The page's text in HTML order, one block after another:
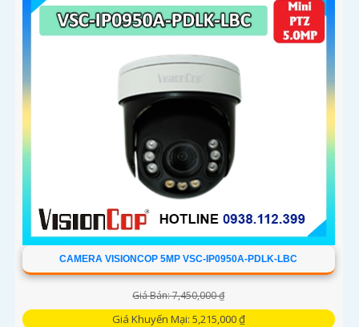
CAMERA VISIONCOP 5MP VSC-IP0950A-PDLK-LBC
Giá Bán: 7,450,000 ₫
Giá Khuyến Mại: 5,215,000 ₫